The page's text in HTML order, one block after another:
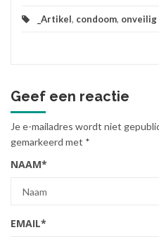
_Artikel, condoom, onveilig
Geef een reactie
Je e-mailadres wordt niet
gemarkeerd met *
NAAM*
EMAIL*